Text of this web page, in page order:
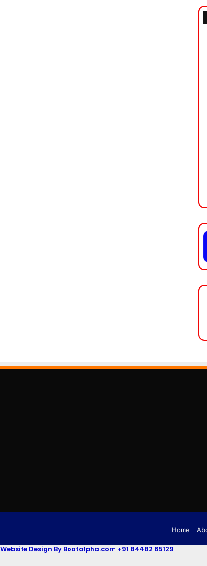
Home
Website Design By Bootalpha.com +91 84482 65129